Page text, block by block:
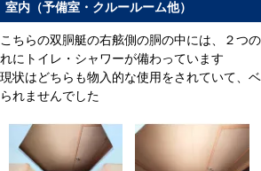
室内（予備室・クルールーム他）
こちらの双胴艇の右舷側の胴の中には、２つ
れにトイレ・シャワーが備わっています
現状はどちらも物入的な使用をされていて、
られませんでした